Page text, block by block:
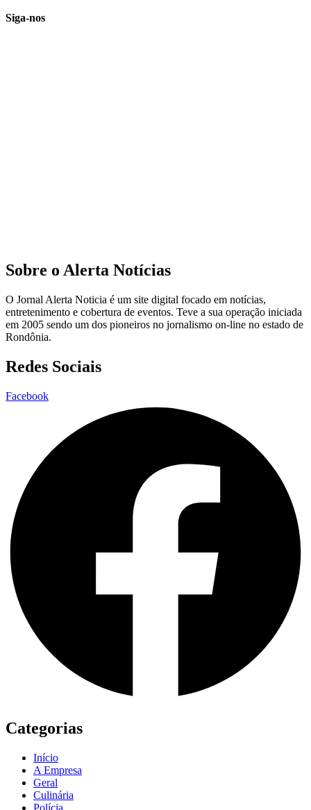
Siga-nos
Sobre o Alerta Notícias
O Jornal Alerta Noticia é um site digital focado em notícias,
entretenimento e cobertura de eventos. Teve a sua operação iniciada
em 2005 sendo um dos pioneiros no jornalismo on-line no estado de
Rondônia.
Redes Sociais
Facebook
Categorias
Início
A Empresa
Geral
Culinária
Polícia